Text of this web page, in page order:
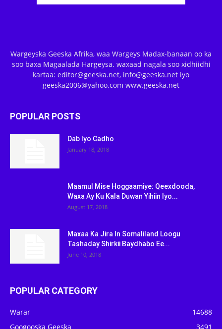
Wargeyska Geeska Afrika, waa Wargeys Madax-banaan oo ka
soo baxa Magaalada Hargeysa. waxaad nagala soo xidhiidhi
kartaa: editor@geeska.net, info@geeska.net iyo
geeska2006@yahoo.com www.geeska.net
POPULAR POSTS
Dab Iyo Cadho
January 18, 2018
Maamul Mise Hoggaamiye: Qeexdooda,
Waxa Ay Ku Kala Duwan Yihiin Iyo...
August 17, 2018
Maxaa Ka Jira In Somaliland Loogu
Tashaday Shirkii Baydhabo Ee...
June 10, 2018
POPULAR CATEGORY
Warar
14688
Googooska Geeska
3491